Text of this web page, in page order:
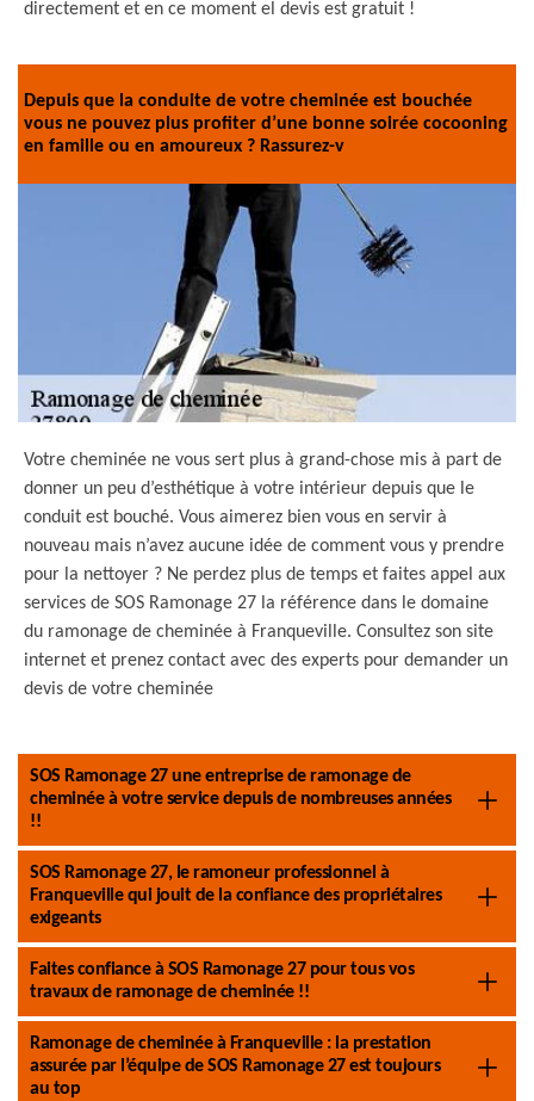
directement et en ce moment el devis est gratuit !
Depuis que la conduite de votre cheminée est bouchée
vous ne pouvez plus profiter d’une bonne soirée cocooning
en famille ou en amoureux ? Rassurez-v
Votre cheminée ne vous sert plus à grand-chose mis à part de
donner un peu d’esthétique à votre intérieur depuis que le
conduit est bouché. Vous aimerez bien vous en servir à
nouveau mais n’avez aucune idée de comment vous y prendre
pour la nettoyer ? Ne perdez plus de temps et faites appel aux
services de SOS Ramonage 27 la référence dans le domaine
du ramonage de cheminée à Franqueville. Consultez son site
internet et prenez contact avec des experts pour demander un
devis de votre cheminée
SOS Ramonage 27 une entreprise de ramonage de
cheminée à votre service depuis de nombreuses années
!!
SOS Ramonage 27, le ramoneur professionnel à
Franqueville qui jouit de la confiance des propriétaires
exigeants
Faites confiance à SOS Ramonage 27 pour tous vos
travaux de ramonage de cheminée !!
Ramonage de cheminée à Franqueville : la prestation
assurée par l’équipe de SOS Ramonage 27 est toujours
au top